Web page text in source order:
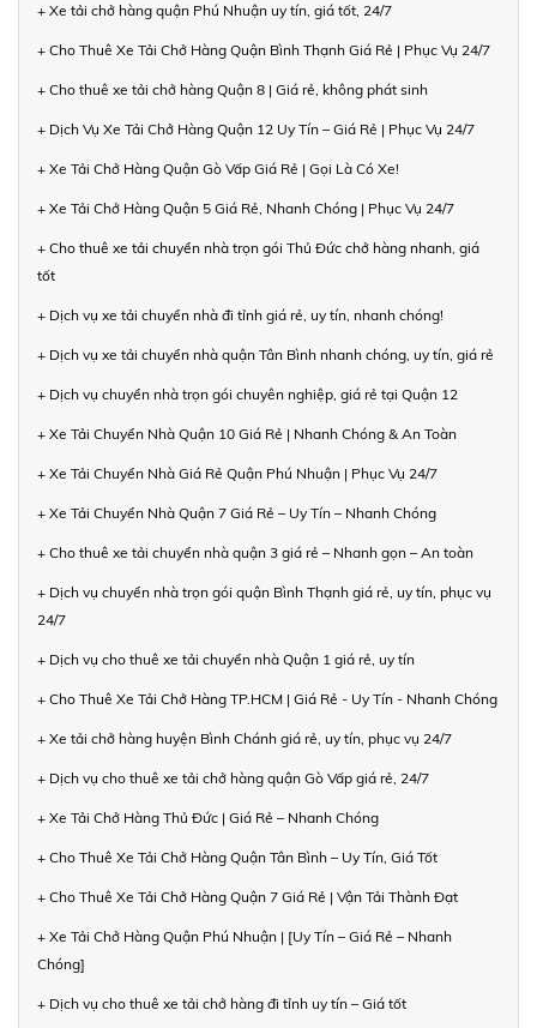
+ Xe tải chở hàng quận Phú Nhuận uy tín, giá tốt, 24/7
+ Cho Thuê Xe Tải Chở Hàng Quận Bình Thạnh Giá Rẻ | Phục Vụ 24/7
+ Cho thuê xe tải chở hàng Quận 8 | Giá rẻ, không phát sinh
+ Dịch Vụ Xe Tải Chở Hàng Quận 12 Uy Tín – Giá Rẻ | Phục Vụ 24/7
+ Xe Tải Chở Hàng Quận Gò Vấp Giá Rẻ | Gọi Là Có Xe!
+ Xe Tải Chở Hàng Quận 5 Giá Rẻ, Nhanh Chóng | Phục Vụ 24/7
+ Cho thuê xe tải chuyển nhà trọn gói Thủ Đức chở hàng nhanh, giá
tốt
+ Dịch vụ xe tải chuyển nhà đi tỉnh giá rẻ, uy tín, nhanh chóng!
+ Dịch vụ xe tải chuyển nhà quận Tân Bình nhanh chóng, uy tín, giá rẻ
+ Dịch vụ chuyển nhà trọn gói chuyên nghiệp, giá rẻ tại Quận 12
+ Xe Tải Chuyển Nhà Quận 10 Giá Rẻ | Nhanh Chóng & An Toàn
+ Xe Tải Chuyển Nhà Giá Rẻ Quận Phú Nhuận | Phục Vụ 24/7
+ Xe Tải Chuyển Nhà Quận 7 Giá Rẻ – Uy Tín – Nhanh Chóng
+ Cho thuê xe tải chuyển nhà quận 3 giá rẻ – Nhanh gọn – An toàn
+ Dịch vụ chuyển nhà trọn gói quận Bình Thạnh giá rẻ, uy tín, phục vụ
24/7
+ Dịch vụ cho thuê xe tải chuyển nhà Quận 1 giá rẻ, uy tín
+ Cho Thuê Xe Tải Chở Hàng TP.HCM | Giá Rẻ - Uy Tín - Nhanh Chóng
+ Xe tải chở hàng huyện Bình Chánh giá rẻ, uy tín, phục vụ 24/7
+ Dịch vụ cho thuê xe tải chở hàng quận Gò Vấp giá rẻ, 24/7
+ Xe Tải Chở Hàng Thủ Đức | Giá Rẻ – Nhanh Chóng
+ Cho Thuê Xe Tải Chở Hàng Quận Tân Bình – Uy Tín, Giá Tốt
+ Cho Thuê Xe Tải Chở Hàng Quận 7 Giá Rẻ | Vận Tải Thành Đạt
+ Xe Tải Chở Hàng Quận Phú Nhuận | [Uy Tín – Giá Rẻ – Nhanh
Chóng]
+ Dịch vụ cho thuê xe tải chở hàng đi tỉnh uy tín – Giá tốt